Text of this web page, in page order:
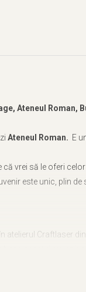
Ateneul Roman,
Ateneul Roman. E
vrei să le oferi
este unic, plin de
atelierul Craftlaser